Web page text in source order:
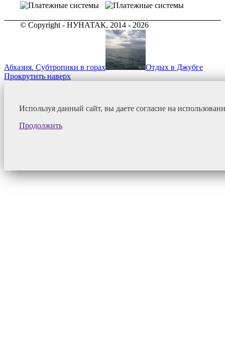
© Copyright - НУНАТАК, 2014 - 2026
Абхазия. Субтропики в горах
Отдых в Джубге
Прокрутить наверх
Используя данный сайт, вы даете согласие на
Продолжить